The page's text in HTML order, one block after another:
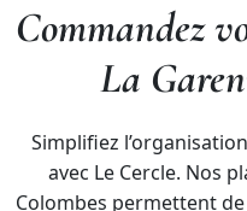
Commandez
La
Simplifiez
avec Le Cercle. Nos
Colombes permettent